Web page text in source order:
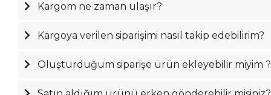
Kargom ne zaman ulaşır?
Kargoya verilen siparişimi nasıl takip edebilirim?
Oluşturduğum siparişe ürün ekleyebilir miyim ?